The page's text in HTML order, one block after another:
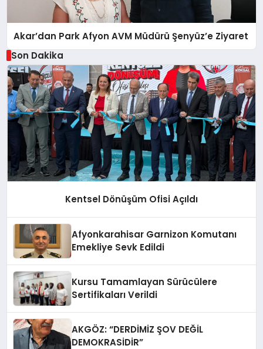
Akar’dan Park Afyon AVM Müdürü Şenyüz’e Ziyaret
Son Dakika
Kentsel Dönüşüm Ofisi Açıldı
Afyonkarahisar Garnizon Komutanı
Emekliye Sevk Edildi
Kursu Tamamlayan Sürücülere
Sertifikaları Verildi
AKGÖZ: “DERDİMİZ ŞOV DEĞİL
DEMOKRASİDİR”